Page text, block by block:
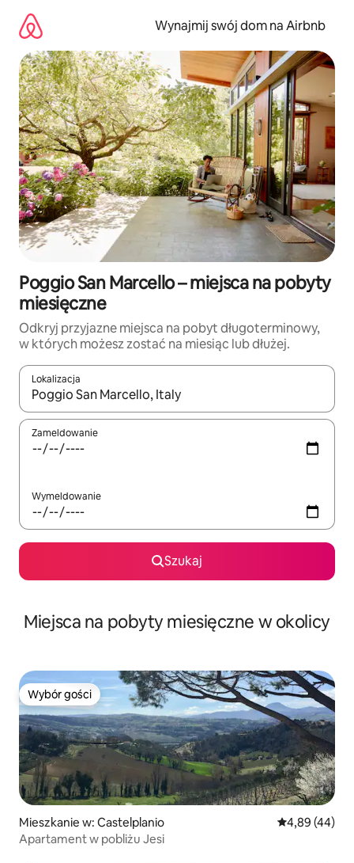
treści
Wynajmij swój dom na Airbnb
Poggio San Marcello – miejsca na pobyty
miesięczne
Odkryj przyjazne miejsca na pobyt długoterminowy,
w których możesz zostać na miesiąc lub dłużej.
Lokalizacja
Gdy wyniki będą dostępne, możesz poruszać się po nich za
Zameldowanie
Wymeldowanie
Szukaj
Miejsca na pobyty miesięczne w okolicy
Wybór gości
Wybór gości
Mieszkanie w: Castelplanio Średnia
4,89 (44)
Apartament w pobliżu Jesi